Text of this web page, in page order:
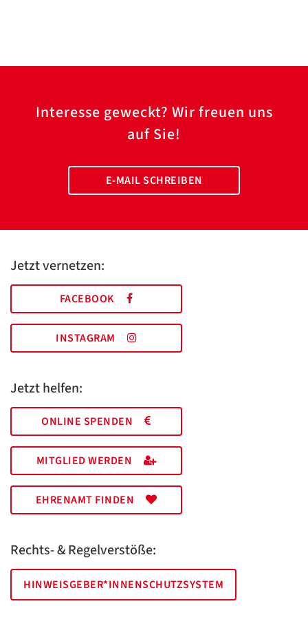
Interesse geweckt? Wir freuen uns
auf Sie!
E-MAIL SCHREIBEN
Jetzt vernetzen:
FACEBOOK
INSTAGRAM
Jetzt helfen:
ONLINE SPENDEN
MITGLIED WERDEN
EHRENAMT FINDEN
Rechts- & Regelverstöße:
HINWEISGEBER*INNENSCHUTZSYSTEM